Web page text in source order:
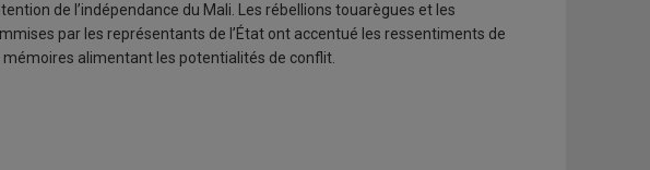
de l’indépendance du Mali. Les rébellions touarègues et les
par les représentants de l’État ont accentué les ressentiments de
mémoires alimentant les potentialités de conflit.